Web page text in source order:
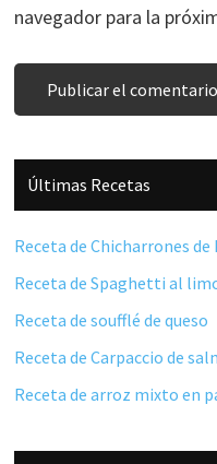
navegador para la
Barra
lateral
principal
Últimas Recetas
Receta de Chicharrones
Receta de Spaghetti al
Receta de soufflé de queso
Receta de Carpaccio de
Receta de arroz mixto en